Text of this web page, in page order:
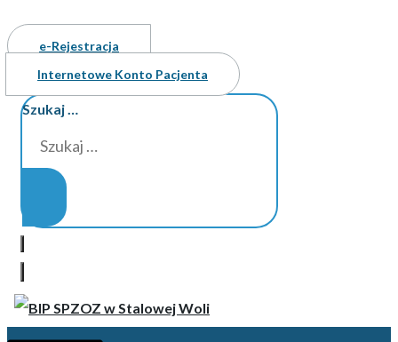
e-Rejestracja
Internetowe Konto Pacjenta
Szukaj …